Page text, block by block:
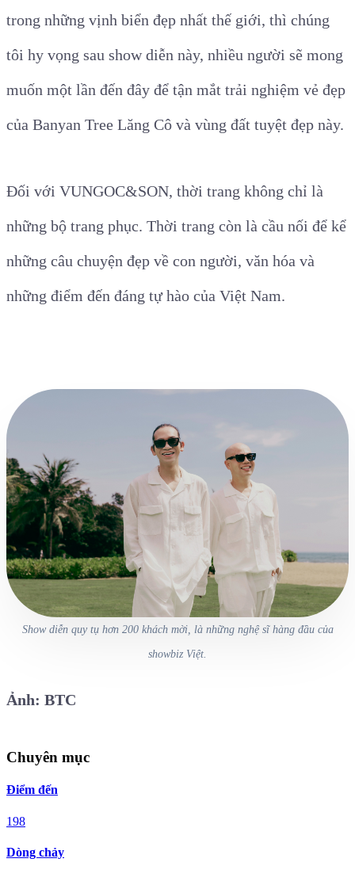
trong những vịnh biển đẹp nhất thế giới, thì chúng
tôi hy vọng sau show diễn này, nhiều người sẽ mong
muốn một lần đến đây để tận mắt trải nghiệm vẻ đẹp
của Banyan Tree Lăng Cô và vùng đất tuyệt đẹp này.
Đối với VUNGOC&SON, thời trang không chỉ là
những bộ trang phục. Thời trang còn là cầu nối để kể
những câu chuyện đẹp về con người, văn hóa và
những điểm đến đáng tự hào của Việt Nam.
Show diễn quy tụ hơn 200 khách mời, là những nghệ sĩ hàng đầu của
showbiz Việt.
Ảnh: BTC
Chuyên mục
Điểm đến
198
Dòng chảy